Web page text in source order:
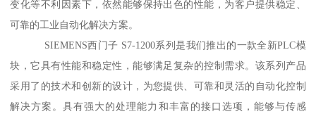
变化等不利因素下，依然能够保持出色的性能，为客户提供稳定、
可靠的工业自动化解决方案。
SIEMENS西门子 S7-1200系列是我们推出的一款全新PLC模
块，它具有性能和稳定性，能够满足复杂的控制需求。该系列产品
采用了的技术和创新的设计，为您提供、可靠和灵活的自动化控制
解决方案。具有强大的处理能力和丰富的接口选项，能够与传感